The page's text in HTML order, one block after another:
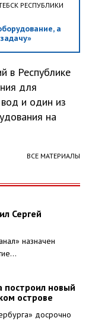
РЕСПУБЛИКИ
а
в Республике
для
и один из
на
ВСЕ МАТЕРИАЛЫ
Сергей
назначен
построил новый
острове
досрочно